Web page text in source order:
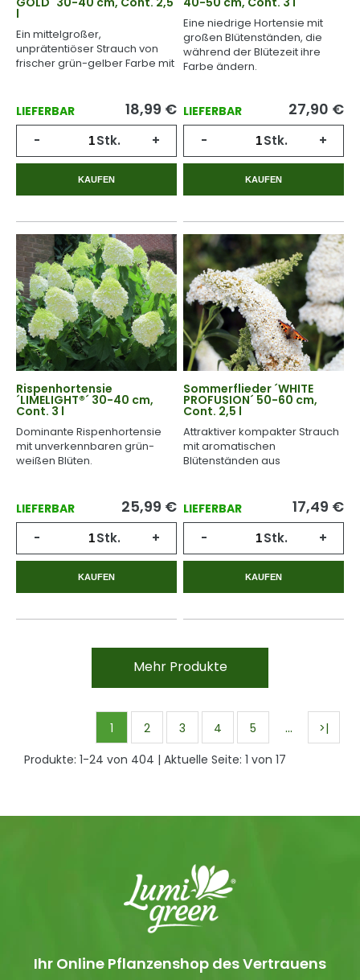
l
Ein mittelgroßer,
unprätentiöser Strauch von
frischer grün-gelber Farbe mit
LIEFERBAR 18,99 €
- Stk. +
KAUFEN
Eine niedrige Hortensie mit
großen Blütenständen, die
während der Blütezeit ihre
Farbe ändern.
LIEFERBAR 27,90 €
- Stk. +
KAUFEN
Rispenhortensie
´LIMELIGHT®´ 30-40 cm,
Cont. 3 l
Dominante Rispenhortensie
mit unverkennbaren grün-
weißen Blüten.
LIEFERBAR 25,99 €
- Stk. +
KAUFEN
Sommerflieder ´WHITE
PROFUSION´ 50-60 cm,
Cont. 2,5 l
Attraktiver kompakter Strauch
mit aromatischen
Blütenständen aus
LIEFERBAR 17,49 €
- Stk. +
KAUFEN
Mehr Produkte
1 2 3 4 5 …
>|
Produkte: 1-24 von 404 | Aktuelle Seite: 1 von 17
Ihr Online Pflanzenshop des Vertrauens